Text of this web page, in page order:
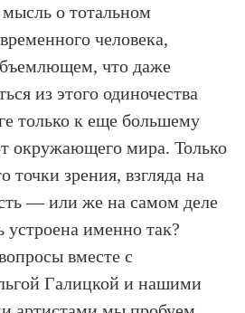
о тотальном
человека,
что даже
из этого одиночества
только к еще большему
окружающего мира. Только
точки зрения, взгляда на
— или же на самом деле
устроена именно так?
вместе с
Галицкой и нашими